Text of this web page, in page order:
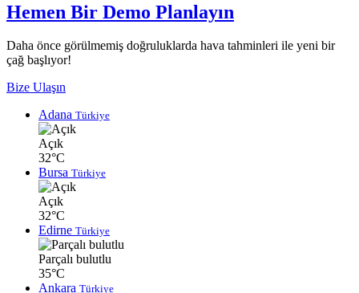
Hemen Bir Demo Planlayın
Daha önce görülmemiş doğruluklarda hava tahminleri ile yeni bir
çağ başlıyor!
Bize Ulaşın
Adana Türkiye
Açık
32°C
Bursa Türkiye
Açık
32°C
Edirne Türkiye
Parçalı bulutlu
35°C
Ankara Türkiye